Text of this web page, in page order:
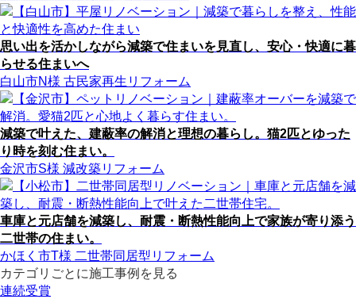
思い出を活かしながら減築で住まいを見直し、安心・快適に暮
らせる住まいへ
白山市N様 古民家再生リフォーム
減築で叶えた、建蔽率の解消と理想の暮らし。猫2匹とゆった
り時を刻む住まい。
金沢市S様 減改築リフォーム
車庫と元店舗を減築し、耐震・断熱性能向上で家族が寄り添う
二世帯の住まい。
かほく市T様 二世帯同居型リフォーム
カテゴリごとに施工事例を見る
連続受賞